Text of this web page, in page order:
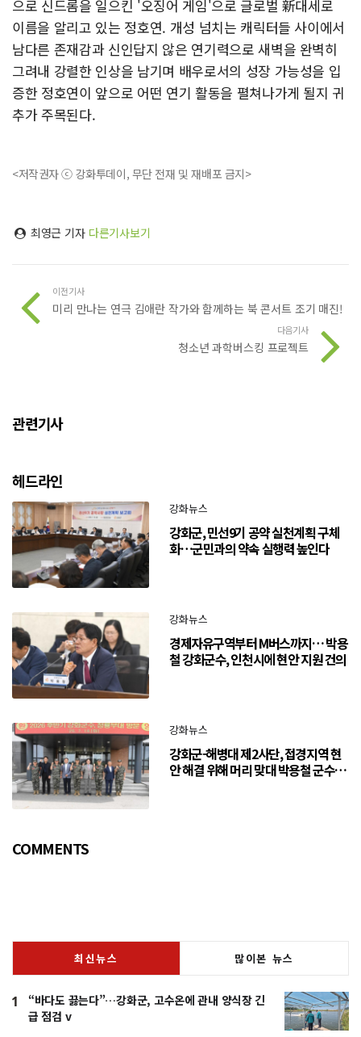
으로 신드롬을 일으킨 '오징어 게임'으로 글로벌 新대세로
이름을 알리고 있는 정호연. 개성 넘치는 캐릭터들 사이에서
남다른 존재감과 신인답지 않은 연기력으로 새벽을 완벽히
그려내 강렬한 인상을 남기며 배우로서의 성장 가능성을 입
증한 정호연이 앞으로 어떤 연기 활동을 펼쳐나가게 될지 귀
추가 주목된다.
<저작권자 ⓒ 강화투데이, 무단 전재 및 재배포 금지>
최영근 기자 다른기사보기
이전기사
미리 만나는 연극 김애란 작가와 함께하는 북 콘서트 조기 매진!
다음기사
청소년 과학버스킹 프로젝트
관련기사
헤드라인
강화뉴스
강화군, 민선9기 공약 실천계획 구체
화…군민과의 약속 실행력 높인다
강화뉴스
경제자유구역부터 M버스까지… 박용
철 강화군수, 인천시에 현안 지원 건의
강화뉴스
강화군-해병대 제2사단, 접경지역 현
안 해결 위해 머리 맞대 박용철 군수
COMMENTS
최신뉴스 많이본 뉴스
1
“바다도 끓는다”…강화군, 고수온에 관내 양식장 긴
급 점검 v